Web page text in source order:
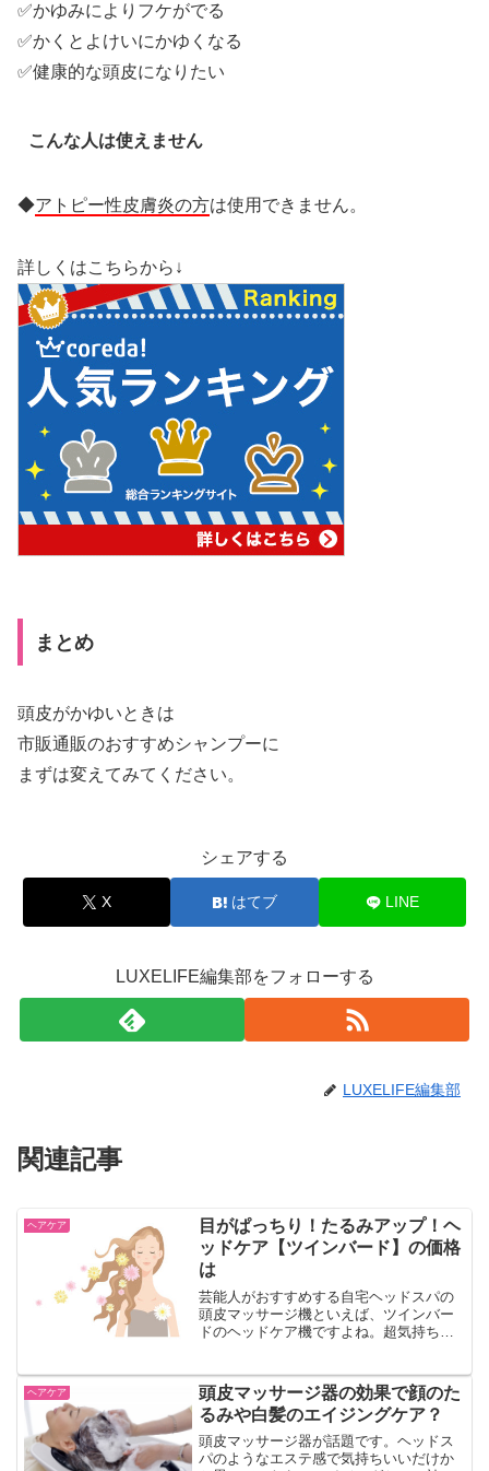
✅かゆみによりフケがでる
✅かくとよけいにかゆくなる
✅健康的な頭皮になりたい
こんな人は使えません
◆アトピー性皮膚炎の方は使用できません。
詳しくはこちらから↓
まとめ
頭皮がかゆいときは
市販通販のおすすめシャンプーに
まずは変えてみてください。
シェアする
X はてブ LINE
LUXELIFE編集部をフォローする
LUXELIFE編集部
関連記事
ヘアケア
目がぱっちり！たるみアップ！ヘ
ッドケア【ツインバード】の価格
は
芸能人がおすすめする自宅ヘッドスパの
頭皮マッサージ機といえば、ツインバー
ドのヘッドケア機ですよね。超気持ちい
コミで大評判。効果実感されている方が
多いのでエイジングケアに期待できます
ね。価格はどうでしょう。
ヘアケア
頭皮マッサージ器の効果で顔のた
るみや白髪のエイジングケア？
頭皮マッサージ器が話題です。ヘッドス
パのようなエステ感で気持ちいいだけか